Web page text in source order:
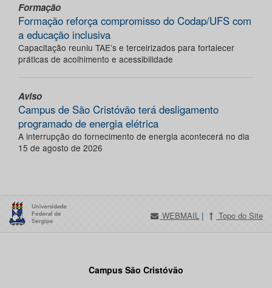
Formação
Formação reforça compromisso do Codap/UFS com
a educação inclusiva
Capacitação reuniu TAE’s e terceirizados para fortalecer
práticas de acolhimento e acessibilidade
Aviso
Campus de São Cristóvão terá desligamento
programado de energia elétrica
A interrupção do fornecimento de energia acontecerá no dia
15 de agosto de 2026
WEBMAIL | Topo do Site
Campus São Cristóvão